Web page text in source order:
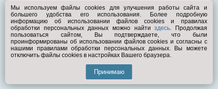
© Exist.ru 1998—2026
Мы используем файлы cookies для улучшения работы сайта и
большего удобства его использования. Более подробную
информацию об использовании файлов cookies и правилах
обработки персональных данных можно найтиздесь. Продолжая
пользоваться сайтом, Вы подтверждаете, что были
проинформированы об использовании файлов cookies и согласны с
нашими правилами обработки персональных данных. Вы можете
отключить файлы cookies в настройках Вашего браузера.
Принимаю